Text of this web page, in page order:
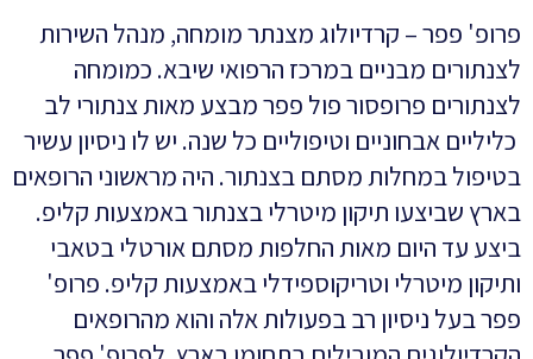
פרופ' פפר – קרדיולוג מצנתר מומחה, מנהל השירות
לצנתורים מבניים במרכז הרפואי שיבא. כמומחה
לצנתורים פרופסור פול פפר מבצע מאות צנתורי לב
כליליים אבחוניים וטיפוליים כל שנה. יש לו ניסיון עשיר
בטיפול במחלות מסתם בצנתור. היה מראשוני הרופאים
בארץ שביצעו תיקון מיטרלי בצנתור באמצעות קליפ.
ביצע עד היום מאות החלפות מסתם אורטלי בטאבי
ותיקון מיטרלי וטריקוספידלי באמצעות קליפ. פרופ'
פפר בעל ניסיון רב בפעולות אלה והוא מהרופאים